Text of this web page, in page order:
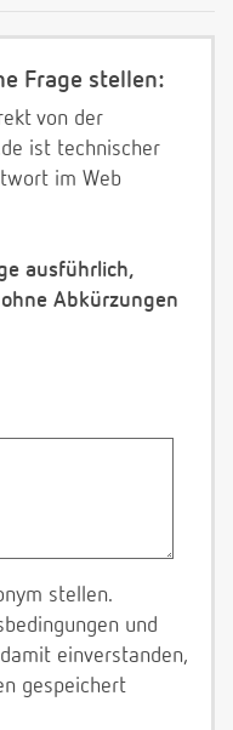
Frage stellen:
von der
ist technischer
im Web
ausführlich,
Abkürzungen
stellen.
und
einverstanden,
gespeichert